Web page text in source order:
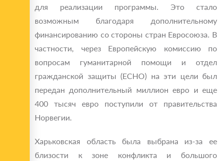
для реализации программы. Это стало
возможным благодаря дополнительному
финансированию со стороны стран Евросоюза. В
частности, через Европейскую комиссию по
вопросам гуманитарной помощи и отдел
гражданской защиты (ECHO) на эти цели был
передан дополнительный миллион евро и еще
400 тысяч евро поступили от правительства
Норвегии.
Харьковская область была выбрана из-за ее
близости к зоне конфликта и большого